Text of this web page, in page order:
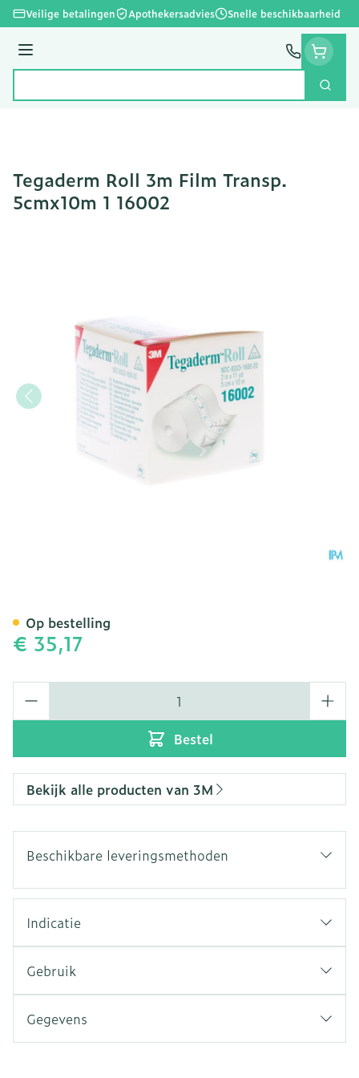
Ga naar de inhoud
Veilige betalingen Apothekersadvies Snelle beschikbaarheid
Menu
Zoek
Tegaderm Roll 3m Film Transp.
5cmx10m 1 16002
€ 35,17
Bestel
Op bestelling
Bekijk alle producten van 3M
Beschikbare leveringsmethoden
Indicatie
Gebruik
Gegevens